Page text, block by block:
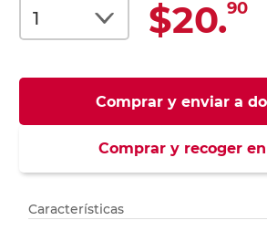
$20.90
Comprar y enviar a
Comprar y recoger
Características